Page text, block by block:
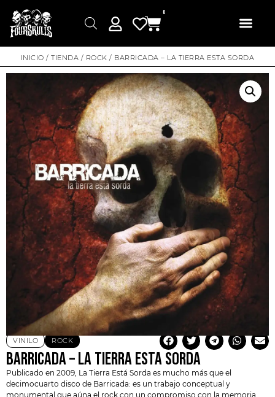
0
INICIO /TIENDA / ROCK / BARRICADA – LA TIERRA ESTA SORDA
VINILO ROCK
BARRICADA – LA TIERRA ESTA SORDA
Publicado en 2009, La Tierra Está Sorda es mucho más que el
decimocuarto disco de Barricada: es un trabajo conceptual y
monumental que aúna el rock con un compromiso con la memoria